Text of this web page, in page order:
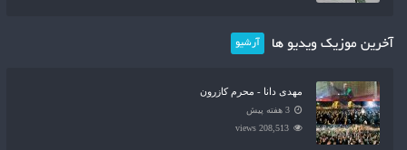
آخرین موزیک ویدیو ها آرشیو
مهدی دانا - محرم کازرون
3 هفته پیش
208,513 views